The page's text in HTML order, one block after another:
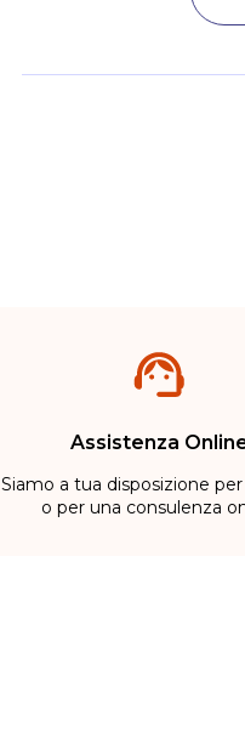
Assistenza
Siamo a tua disposizione
o per una consulenza